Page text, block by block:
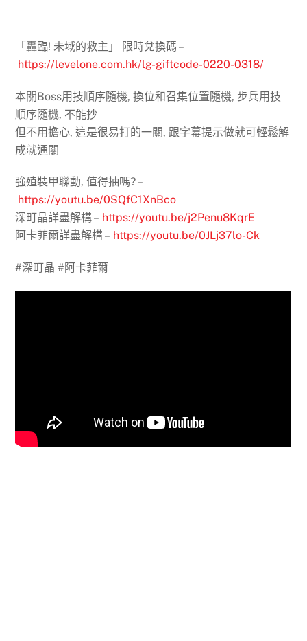
「轟臨! 未域的救主」 限時兌換碼 –
https://levelone.com.hk/lg-giftcode-0220-0318/
本關Boss用技順序隨機, 換位和召集位置隨機, 步兵用技
順序隨機, 不能抄
但不用擔心, 這是很易打的一關, 跟字幕提示做就可輕鬆解
成就通關
強殖裝甲聯動, 值得抽嗎? –
https://youtu.be/0SQfC1XnBco
深町晶詳盡解構 – https://youtu.be/j2Penu8KqrE
阿卡菲爾詳盡解構 – https://youtu.be/0JLj37lo-Ck
#深町晶 #阿卡菲爾